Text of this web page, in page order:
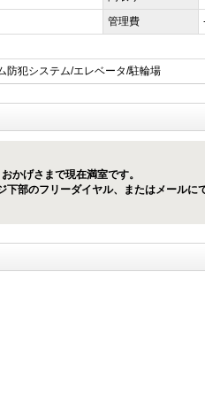
管理費
防犯システム/エレベータ/駐輪場
おかげさまで現在満室です。
部のフリーダイヤル、またはメールに